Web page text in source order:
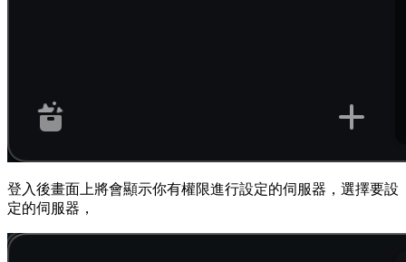
登入後畫面上將會顯示你有權限進行設定的伺服器，選擇要設
定的伺服器，